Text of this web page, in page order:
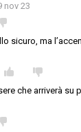
nov 23
sicuro, ma
che arriverà su